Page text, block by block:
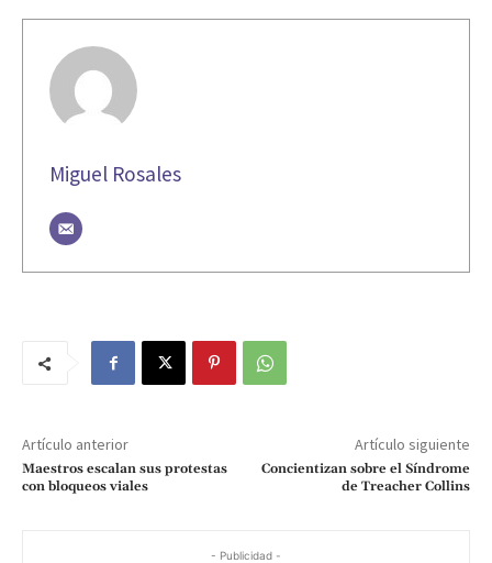
Miguel Rosales
Artículo anterior
Maestros escalan sus protestas
con bloqueos viales
Artículo siguiente
Concientizan sobre el Síndrome
de Treacher Collins
- Publicidad -